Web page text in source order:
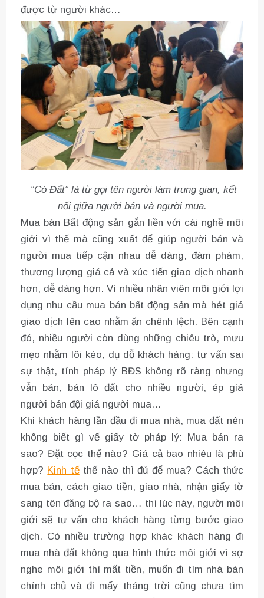
được từ người khác…
“Cò Đất” là từ gọi tên người làm trung gian, kết
nối giữa người bán và người mua.
Mua bán Bất động sản gắn liền với cái nghề môi
giới vì thế mà cũng xuất để giúp người bán và
người mua tiếp cận nhau dễ dàng, đàm phám,
thương lượng giá cả và xúc tiến giao dịch nhanh
hơn, dễ dàng hơn. Vì nhiều nhân viên môi giới lợi
dụng nhu cầu mua bán bất động sản mà hét giá
giao dịch lên cao nhằm ăn chênh lệch. Bên cạnh
đó, nhiều người còn dùng những chiêu trò, mưu
mẹo nhằm lôi kéo, dụ dỗ khách hàng: tư vấn sai
sự thật, tính pháp lý BĐS không rõ ràng nhưng
vẫn bán, bán lô đất cho nhiều người, ép giá
người bán đội giá người mua…
Khi khách hàng lần đầu đi mua nhà, mua đất nên
không biết gì vế giấy tờ pháp lý: Mua bán ra
sao? Đặt cọc thế nào? Giá cả bao nhiêu là phù
hợp? Kinh tếthế nào thì đủ để mua? Cách thức
mua bán, cách giao tiền, giao nhà, nhận giấy tờ
sang tên đăng bộ ra sao… thì lúc này, người môi
giới sẽ tư vấn cho khách hàng từng bước giao
dịch. Có nhiều trường hợp khác khách hàng đi
mua nhà đất không qua hình thức môi giới vì sợ
nghe môi giới thì mất tiền, muốn đi tìm nhà bán
chính chủ và đi mấy tháng trời cũng chưa tìm